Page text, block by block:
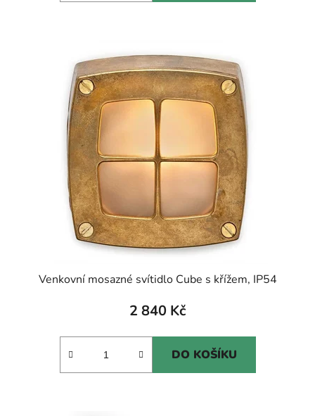
Venkovní mosazné svítidlo Cube s křížem, IP54
2 840 Kč
DO KOŠÍKU